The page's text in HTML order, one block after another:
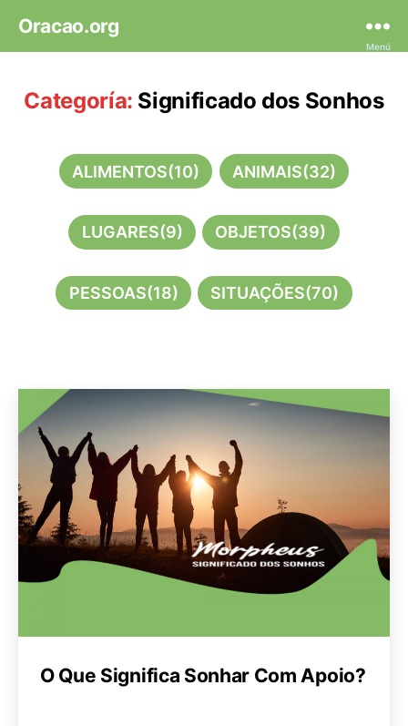
Oracao.org
Menú
Categoría: Significado dos Sonhos
ALIMENTOS(10) ANIMAIS(32)
LUGARES(9) OBJETOS(39)
PESSOAS(18) SITUAÇÕES(70)
O Que Significa Sonhar Com Apoio?